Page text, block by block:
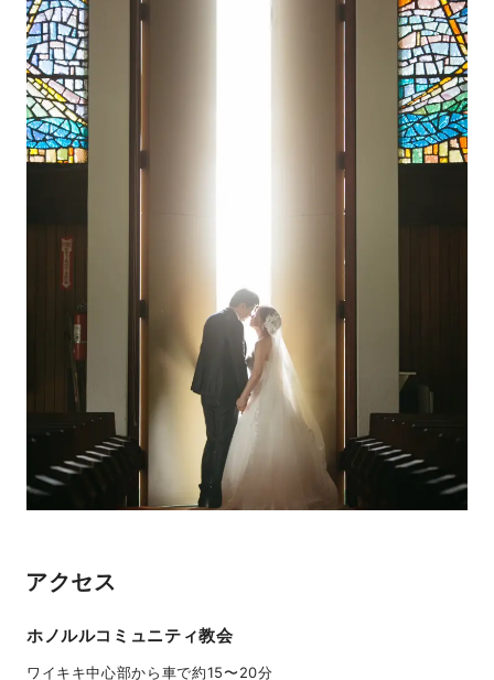
アクセス
ホノルルコミュニティ教会
ワイキキ中心部から車で約15〜20分